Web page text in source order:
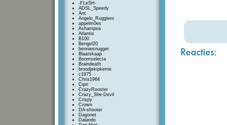
-FLeSH-
ADSL_Speedy
Anc
Angelo_Ruggiero
appelm0es
Ashampea
Atlantis
B100
Bengel20
benniesnugger
Blaatskaap
Boomselecta
Braindeath
broodjekipkerrie
c1975
Chris1964
Cipri
CrazyRooster
Crazy_She-Devil
Crispy
Crown
DA-shooter
Dagonet
Dalando